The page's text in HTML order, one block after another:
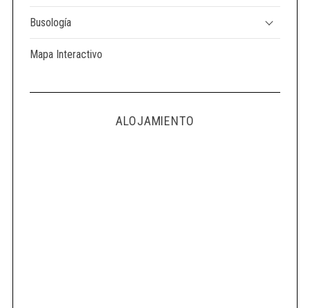
Busología
Mapa Interactivo
ALOJAMIENTO